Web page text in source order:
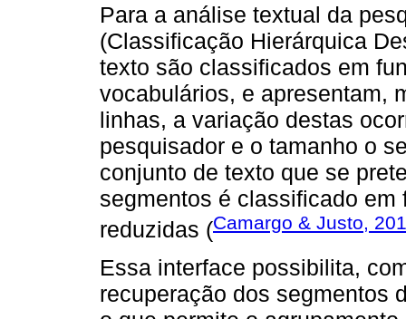
Para a análise textual da
(Classificação Hierárquica
texto são classificados em
vocabulários, e apresentam,
linhas, a variação destas
pesquisador e o tamanho o
conjunto de texto que se
segmentos é classificado
reduzidas (Camargo & Justo,
Essa interface possibilita,
recuperação dos segmentos